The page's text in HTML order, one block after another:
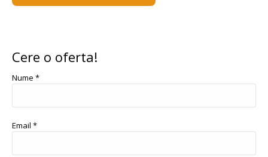
Cere o oferta!
Nume *
Email *